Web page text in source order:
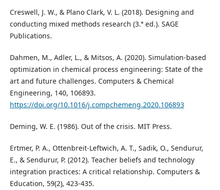
Creswell, J. W., & Plano Clark, V. L. (2018). Designing and
conducting mixed methods research (3.ª ed.). SAGE
Publications.
Dahmen, M., Adler, L., & Mitsos, A. (2020). Simulation-based
optimization in chemical process engineering: State of the
art and future challenges. Computers & Chemical
Engineering, 140, 106893.
https://doi.org/10.1016/j.compchemeng.2020.106893
Deming, W. E. (1986). Out of the crisis. MIT Press.
Ertmer, P. A., Ottenbreit-Leftwich, A. T., Sadik, O., Sendurur,
E., & Sendurur, P. (2012). Teacher beliefs and technology
integration practices: A critical relationship. Computers &
Education, 59(2), 423-435.